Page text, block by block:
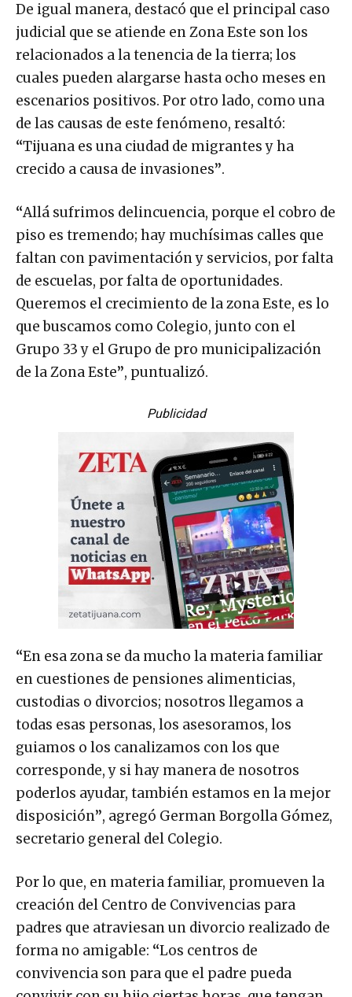
De igual manera, destacó que el principal caso
judicial que se atiende en Zona Este son los
relacionados a la tenencia de la tierra; los
cuales pueden alargarse hasta ocho meses en
escenarios positivos. Por otro lado, como una
de las causas de este fenómeno, resaltó:
“Tijuana es una ciudad de migrantes y ha
crecido a causa de invasiones”.
“Allá sufrimos delincuencia, porque el cobro de
piso es tremendo; hay muchísimas calles que
faltan con pavimentación y servicios, por falta
de escuelas, por falta de oportunidades.
Queremos el crecimiento de la zona Este, es lo
que buscamos como Colegio, junto con el
Grupo 33 y el Grupo de pro municipalización
de la Zona Este”, puntualizó.
Publicidad
“En esa zona se da mucho la materia familiar
en cuestiones de pensiones alimenticias,
custodias o divorcios; nosotros llegamos a
todas esas personas, los asesoramos, los
guiamos o los canalizamos con los que
corresponde, y si hay manera de nosotros
poderlos ayudar, también estamos en la mejor
disposición”, agregó German Borgolla Gómez,
secretario general del Colegio.
Por lo que, en materia familiar, promueven la
creación del Centro de Convivencias para
padres que atraviesan un divorcio realizado de
forma no amigable: “Los centros de
convivencia son para que el padre pueda